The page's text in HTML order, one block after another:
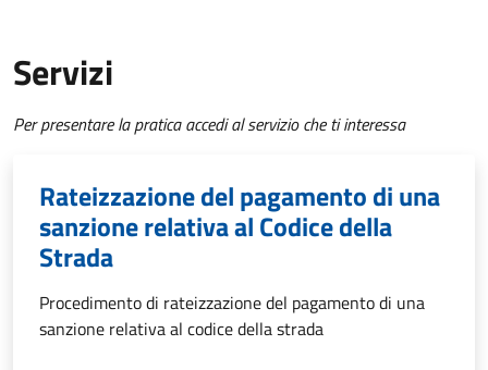
Servizi
Per presentare la pratica accedi al servizio che ti interessa
Rateizzazione del pagamento di una
sanzione relativa al Codice della
Strada
Procedimento di rateizzazione del pagamento di una
sanzione relativa al codice della strada